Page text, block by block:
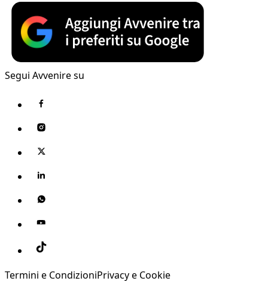
Segui Avvenire su
Termini e CondizioniPrivacy e Cookie